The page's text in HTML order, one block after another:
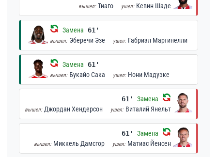
вышел: Тиаго ушел: Кевин Шаде
Замена 61'
вышел: Эберечи Эзе ушел: Габриэл Мартинелли
Замена 61'
вышел: Букайо Сака ушел: Нони Мадуэке
61' Замена
вышел: Джордан Хендерсон ушел: Виталий Янельт
61' Замена
вышел: Миккель Дамсгор ушел: Матиас Йенсен